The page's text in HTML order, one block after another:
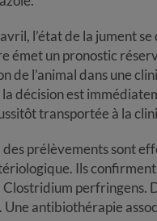
l’état de la jument
émet un pronostic
de l’animal dans une
décision est
transportée à la
des prélèvements sont
Ils
Clostridium perfringens.
Une antibiothérapie